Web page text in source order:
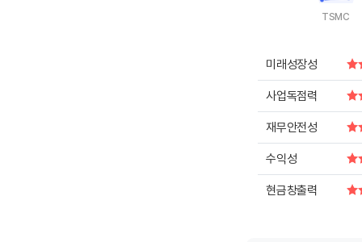
TSMC
미래성장성
사업독점력
재무안전성
수익성
현금창출력